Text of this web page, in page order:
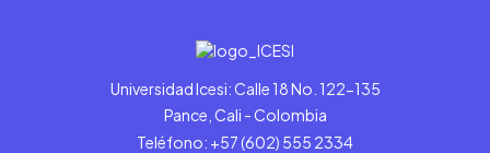
Universidad Icesi: Calle 18 No. 122-135
Pance, Cali - Colombia
Teléfono: +57 (602) 555 2334